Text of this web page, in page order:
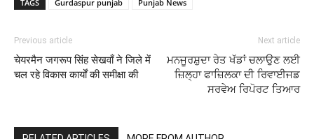
TAGS Gurdaspur punjab Punjab News
Previous article
चेयरमैन जगरूप सिंह सेखवाँ ने जिले में
चल रहे विकास कार्यों की समीक्षा की
Next article
ਮਨਜੂਰਸ਼ੁਦਾ ਰੇਤ ਖੱਡਾਂ ਚਲਾਉਣ ਲਈ
ਜ਼ਿਲ੍ਹਾ ਫਾਜ਼ਿਲਕਾ ਦੀ ਰਿਵਾਈਜਡ
ਸਰਵੇਅ ਰਿਪੋਰਟ ਤਿਆਰ